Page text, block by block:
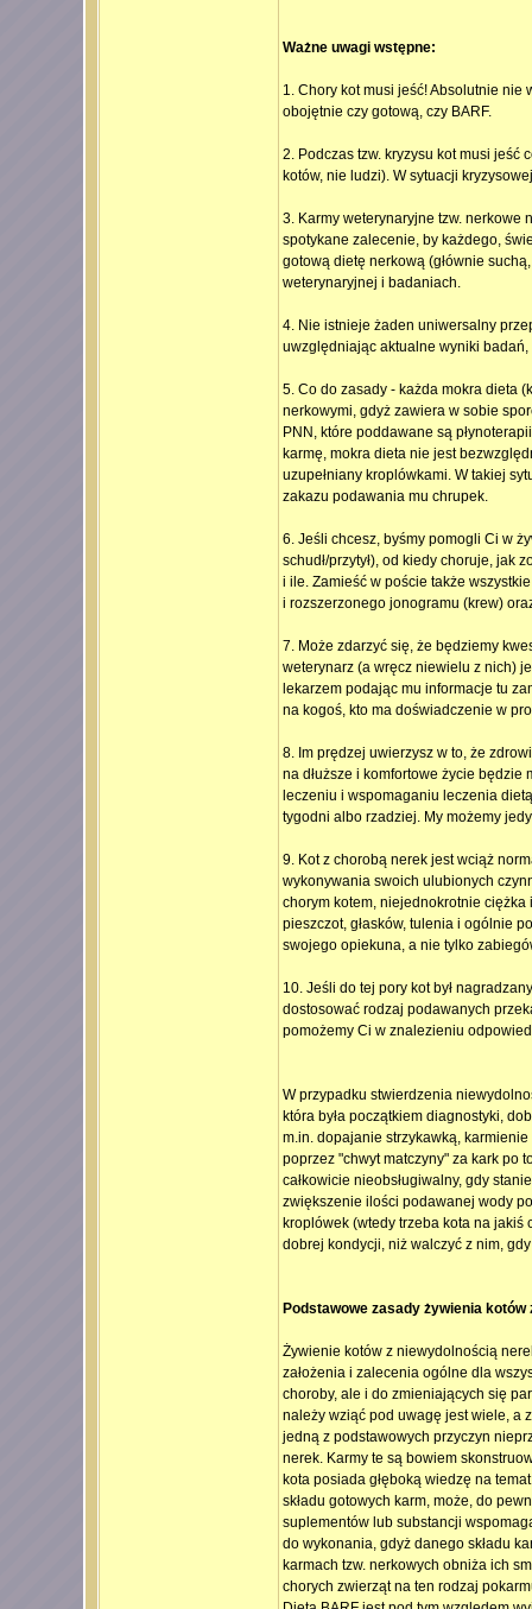
Ważne uwagi wstępne:
1. Chory kot musi jeść! Absolutnie
obojętnie czy gotową, czy BARF.
2. Podczas tzw. kryzysu kot musi jeść
kotów, nie ludzi). W sytuacji
3. Karmy weterynaryjne tzw. nerkowe
spotykane zalecenie, by każdego,
gotową dietę nerkową (głównie
weterynaryjnej i badaniach.
4. Nie istnieje żaden uniwersalny
uwzględniając aktualne wyniki
5. Co do zasady - każda mokra dieta
nerkowymi, gdyż zawiera w sobie
PNN, które poddawane są
karmę, mokra dieta nie jest
uzupełniany kroplówkami. W takiej
zakazu podawania mu chrupek.
6. Jeśli chcesz, byśmy pomogli Ci w
schudł/przytył), od kiedy choruje, jak
i ile. Zamieść w poście także
i rozszerzonego jonogramu (krew)
7. Może zdarzyć się, że będziemy
weterynarz (a wręcz niewielu z nich)
lekarzem podając mu informacje tu
na kogoś, kto ma doświadczenie w
8. Im prędzej uwierzysz w to, że
na dłuższe i komfortowe życie będzie
leczeniu i wspomaganiu leczenia
tygodni albo rzadziej. My możemy
9. Kot z chorobą nerek jest wciąż
wykonywania swoich ulubionych
chorym kotem, niejednokrotnie
pieszczot, głasków, tulenia i ogólnie
swojego opiekuna, a nie tylko
10. Jeśli do tej pory kot był
dostosować rodzaj podawanych
pomożemy Ci w znalezieniu
W przypadku stwierdzenia
która była początkiem diagnostyki,
m.in. dopajanie strzykawką,
poprzez "chwyt matczyny" za kark po
całkowicie nieobsługiwalny, gdy
zwiększenie ilości podawanej wody
kroplówek (wtedy trzeba kota na
dobrej kondycji, niż walczyć z nim,
Podstawowe zasady żywienia
Żywienie kotów z niewydolnością
założenia i zalecenia ogólne dla
choroby, ale i do zmieniających się
należy wziąć pod uwagę jest wiele, a
jedną z podstawowych przyczyn
nerek. Karmy te są bowiem
kota posiada głęboką wiedzę na
składu gotowych karm, może, do
suplementów lub substancji
do wykonania, gdyż danego składu
karmach tzw. nerkowych obniża ich
chorych zwierząt na ten rodzaj